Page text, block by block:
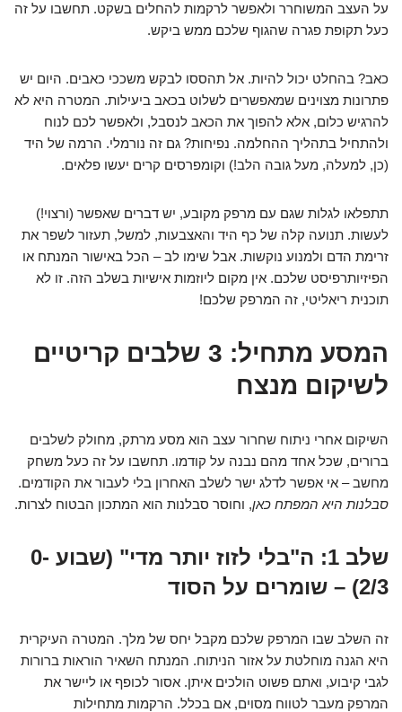
על העצב המשוחרר ולאפשר לרקמות להחלים בשקט. תחשבו על זה
כעל תקופת פגרה שהגוף שלכם ממש ביקש.
כאב? בהחלט יכול להיות. אל תהססו לבקש משככי כאבים. היום יש
פתרונות מצוינים שמאפשרים לשלוט בכאב ביעילות. המטרה היא לא
להרגיש כלום, אלא להפוך את הכאב לנסבל, ולאפשר לכם לנוח
ולהתחיל בתהליך ההחלמה. נפיחות? גם זה נורמלי. הרמה של היד
(כן, למעלה, מעל גובה הלב!) וקומפרסים קרים יעשו פלאים.
תתפלאו לגלות שגם עם מרפק מקובע, יש דברים שאפשר (ורצוי!)
לעשות. תנועה קלה של כף היד והאצבעות, למשל, תעזור לשפר את
זרימת הדם ולמנוע נוקשות. אבל שימו לב – הכל באישור המנתח או
הפיזיותרפיסט שלכם. אין מקום ליוזמות אישיות בשלב הזה. זו לא
תוכנית ריאליטי, זה המרפק שלכם!
המסע מתחיל: 3 שלבים קריטיים
לשיקום מנצח
השיקום אחרי ניתוח שחרור עצב הוא מסע מרתק, מחולק לשלבים
ברורים, שכל אחד מהם נבנה על קודמו. תחשבו על זה כעל משחק
מחשב – אי אפשר לדלג ישר לשלב האחרון בלי לעבור את הקודמים.
סבלנות היא המפתח כאן, וחוסר סבלנות הוא המתכון הבטוח לצרות.
שלב 1: ה"בלי לזוז יותר מדי" (שבוע 0-
2/3) – שומרים על הסוד
זה השלב שבו המרפק שלכם מקבל יחס של מלך. המטרה העיקרית
היא הגנה מוחלטת על אזור הניתוח. המנתח השאיר הוראות ברורות
לגבי קיבוע, ואתם פשוט הולכים איתן. אסור לכופף או ליישר את
המרפק מעבר לטווח מסוים, אם בכלל. הרקמות מתחילות